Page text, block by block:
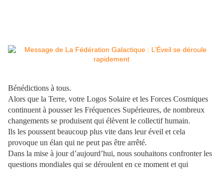
Bénédictions à tous.
Alors que la Terre, votre Logos Solaire et les Forces Cosmiques
continuent à pousser les Fréquences Supérieures, de nombreux
changements se produisent qui élèvent le collectif humain.
Ils les poussent beaucoup plus vite dans leur éveil et cela
provoque un élan qui ne peut pas être arrêté.
Dans la mise à jour d’aujourd’hui, nous souhaitons confronter les
questions mondiales qui se déroulent en ce moment et qui